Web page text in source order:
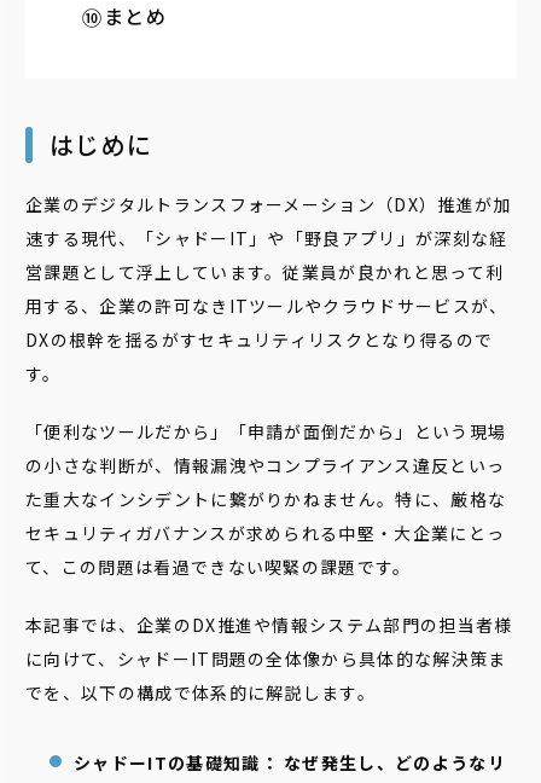
まとめ
はじめに
企業のデジタルトランスフォーメーション（DX）推進が加
速する現代、「シャドーIT」や「野良アプリ」が深刻な経
営課題として浮上しています。従業員が良かれと思って利
用する、企業の許可なきITツールやクラウドサービスが、
DXの根幹を揺るがすセキュリティリスクとなり得るので
す。
「便利なツールだから」「申請が面倒だから」という現場
の小さな判断が、情報漏洩やコンプライアンス違反といっ
た重大なインシデントに繋がりかねません。特に、厳格な
セキュリティガバナンスが求められる中堅・大企業にとっ
て、この問題は看過できない喫緊の課題です。
本記事では、企業のDX推進や情報システム部門の担当者様
に向けて、シャドーIT問題の全体像から具体的な解決策ま
でを、以下の構成で体系的に解説します。
シャドーITの基礎知識： なぜ発生し、どのようなリ